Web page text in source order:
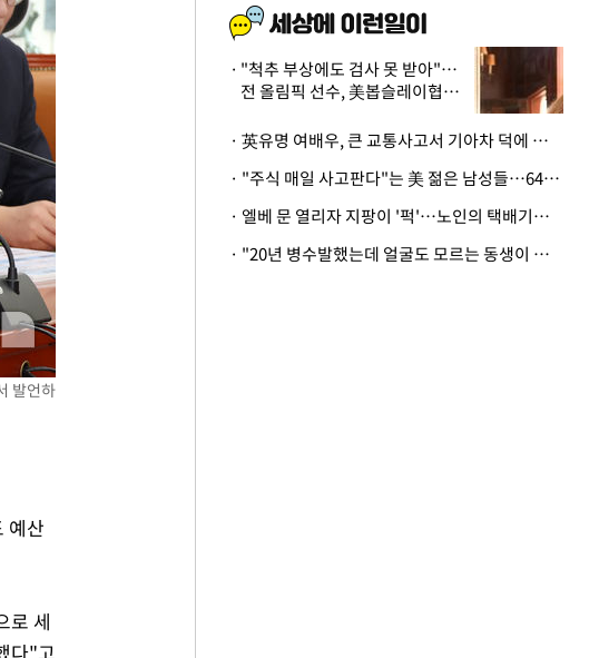
발언하
예산
로 세
다"고
"척추 부상에도 검사 못 받아"…
전 올림픽 선수, 美봅슬레이협회
· 英유명 여배우, 큰 교통사고서 기아차 덕에 살았다
· "주식 매일 사고판다"는 美 젊은 남성들…64%가 "나는 인생의 패배자“
· 엘베 문 열리자 지팡이 '퍽'…노인의 택배기사 폭행 이유
· "20년 병수발했는데 얼굴도 모르는 동생이 유산 절반을"…배다른 형제 상속권 있을까